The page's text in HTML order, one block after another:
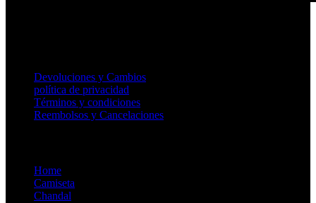
Devoluciones y Cambios
política de privacidad
Términos y condiciones
Reembolsos y Cancelaciones
Home
Camiseta
Chandal